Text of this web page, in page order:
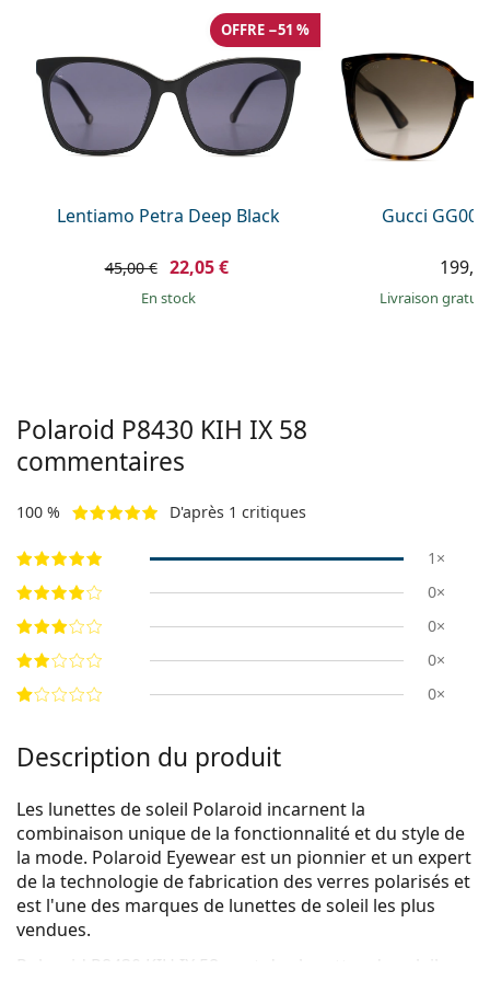
Prada
Toutes les marques
Lentiamo Petra Deep Black
OFFRE −51 %
45,00 € 22,05 €
en stock
Gucci
Livraison
Polaroid P8430 KIH IX 58
commentaires
100 % D'après 1 critiques
1×
0×
0×
0×
0×
Description du produit
Les lunettes de soleil Polaroid incarnent la
combinaison unique de la fonctionnalité et du style de
la mode. Polaroid Eyewear est un pionnier et un expert
de la technologie de fabrication des verres polarisés et
est l'une des marques de lunettes de soleil les plus
vendues.
Polaroid P8430 KIH IX 58
sont des lunettes de soleil